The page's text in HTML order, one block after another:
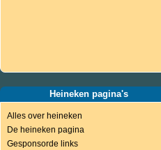
Heineken pagina's
Alles over heineken
De heineken pagina
Gesponsorde links